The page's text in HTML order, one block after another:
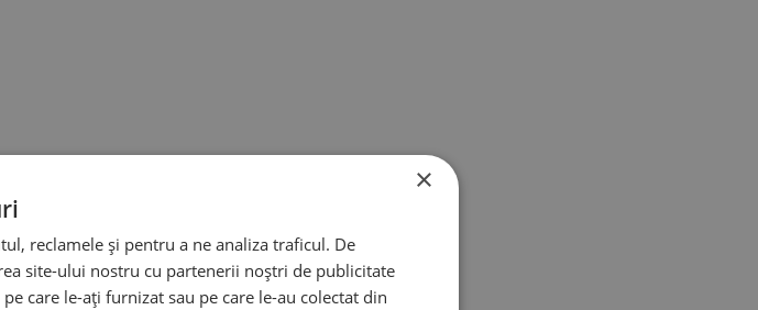
×
reclamele și pentru a ne analiza traficul. De
site-ului nostru cu partenerii noștri de publicitate
care le-ați furnizat sau pe care le-au colectat din